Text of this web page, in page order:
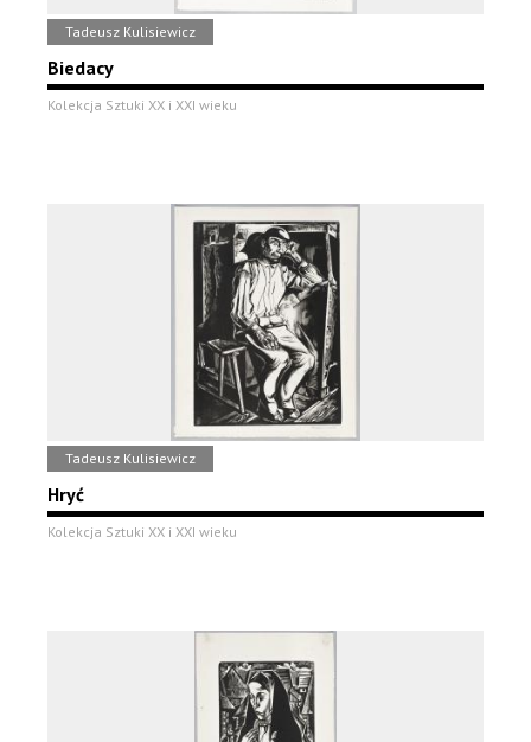
Tadeusz Kulisiewicz
Biedacy
Kolekcja Sztuki XX i XXI wieku
Tadeusz Kulisiewicz
Hryć
Kolekcja Sztuki XX i XXI wieku